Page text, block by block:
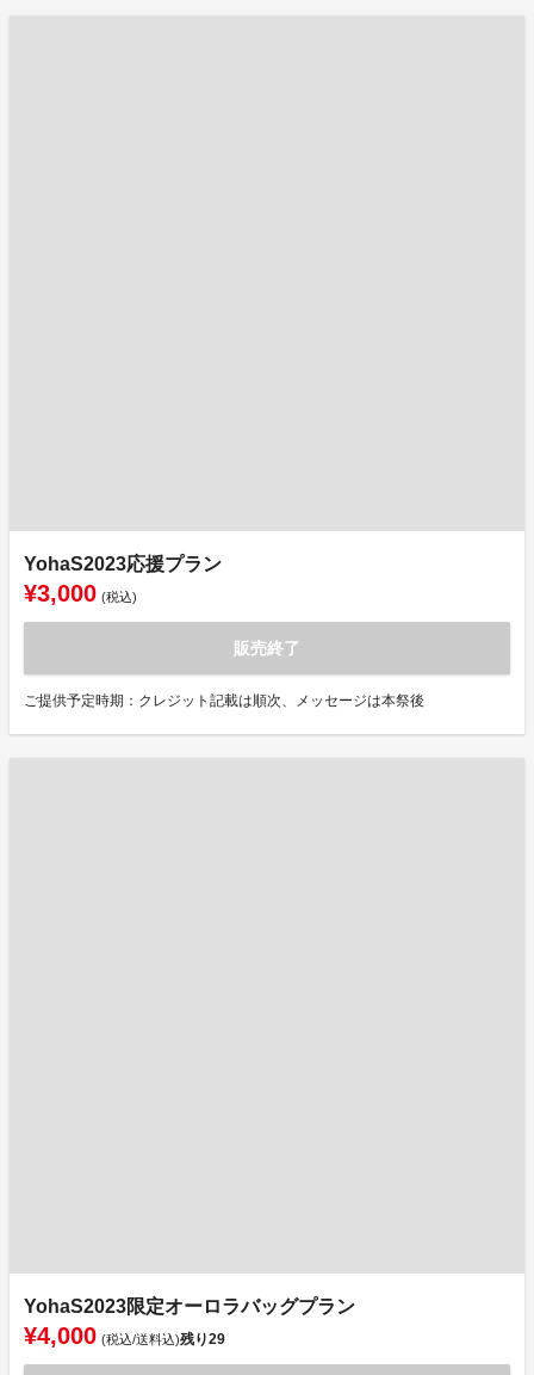
YohaS2023応援プラン
¥3,000 (税込)
販売終了
ご提供予定時期：クレジット記載は順次、メッセージは本祭後
YohaS2023限定オーロラバッグプラン
¥4,000 (税込/送料込)残り29